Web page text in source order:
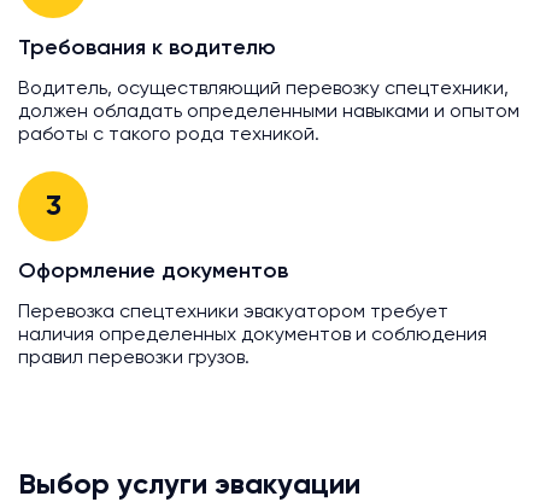
Требования к водителю
Водитель, осуществляющий перевозку спецтехники,
должен обладать определенными навыками и опытом
работы с такого рода техникой.
3
Оформление документов
Перевозка спецтехники эвакуатором требует
наличия определенных документов и соблюдения
правил перевозки грузов.
Выбор услуги эвакуации